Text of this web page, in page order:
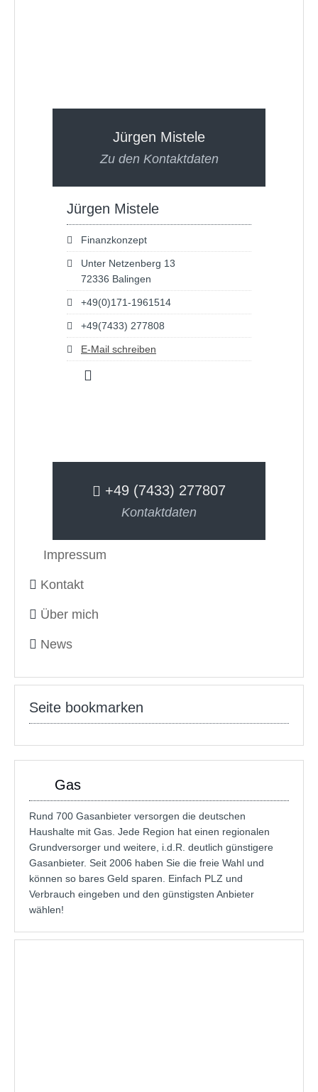
Jürgen Mistele
Zu den Kontaktdaten
Jürgen Mistele
Finanzkonzept
Unter Netzenberg 13
72336 Balingen
+49(0)171-1961514
+49(7433) 277808
E-Mail schreiben
+49 (7433) 277807
Kontaktdaten
Impressum
Kontakt
Über mich
News
Seite bookmarken
Gas
Rund 700 Gasanbieter versorgen die deutschen
Haushalte mit Gas. Jede Region hat einen regionalen
Grundversorger und weitere, i.d.R. deutlich günstigere
Gasanbieter. Seit 2006 haben Sie die freie Wahl und
können so bares Geld sparen. Einfach PLZ und
Verbrauch eingeben und den günstigsten Anbieter
wählen!